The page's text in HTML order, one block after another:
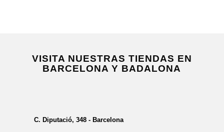
VISITA NUESTRAS TIENDAS EN
BARCELONA Y BADALONA
C. Diputació, 348 - Barcelona